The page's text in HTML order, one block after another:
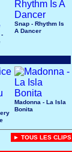
-
Snap - Rhythm Is
A Dancer
Madonna - La Isla
Bonita
► TOUS LES CLIPS